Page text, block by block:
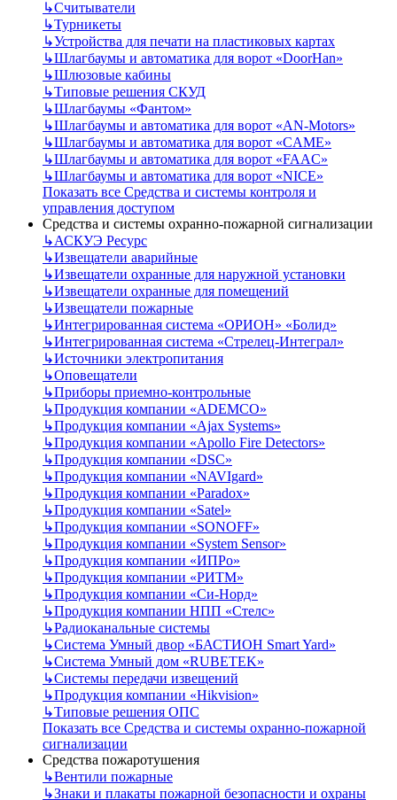
↳Считыватели
↳Турникеты
↳Устройства для печати на пластиковых картах
↳Шлагбаумы и автоматика для ворот «DoorHan»
↳Шлюзовые кабины
↳Типовые решения СКУД
↳Шлагбаумы «Фантом»
↳Шлагбаумы и автоматика для ворот «AN-Motors»
↳Шлагбаумы и автоматика для ворот «CAME»
↳Шлагбаумы и автоматика для ворот «FAAC»
↳Шлагбаумы и автоматика для ворот «NICE»
Показать все Средства и системы контроля и
управления доступом
Средства и системы охранно-пожарной сигнализации
↳АСКУЭ Ресурс
↳Извещатели аварийные
↳Извещатели охранные для наружной установки
↳Извещатели охранные для помещений
↳Извещатели пожарные
↳Интегрированная система «ОРИОН» «Болид»
↳Интегрированная система «Стрелец-Интеграл»
↳Источники электропитания
↳Оповещатели
↳Приборы приемно-контрольные
↳Продукция компании «ADEMCO»
↳Продукция компании «Ajax Systems»
↳Продукция компании «Apollo Fire Detectors»
↳Продукция компании «DSC»
↳Продукция компании «NAVIgard»
↳Продукция компании «Paradox»
↳Продукция компании «Satel»
↳Продукция компании «SONOFF»
↳Продукция компании «System Sensor»
↳Продукция компании «ИПРо»
↳Продукция компании «РИТМ»
↳Продукция компании «Си-Норд»
↳Продукция компании НПП «Стелс»
↳Радиоканальные системы
↳Система Умный двор «БАСТИОН Smart Yard»
↳Система Умный дом «RUBETEK»
↳Системы передачи извещений
↳Продукция компании «Hikvision»
↳Типовые решения ОПС
Показать все Средства и системы охранно-пожарной
сигнализации
Средства пожаротушения
↳Вентили пожарные
↳Знаки и плакаты пожарной безопасности и охраны